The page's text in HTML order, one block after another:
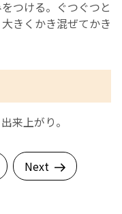
つける。ぐつぐつと
きくかき混ぜてかき
来上がり。
Next